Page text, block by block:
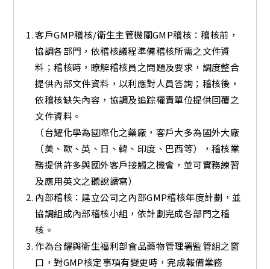
客戶GMP稽核/衛生主管機關GMP稽核：稽核前，
協調各部門，依稽核議程準備稽核所需之文件資
料；稽核時，瞭解稽核員之問題及要求，調度整合
提供內部文件資料，以利應對人員答詢；稽核後，
依稽核缺失內容，協調及追踪權責單位提供回覆之
文件資料。
（台耀化學為國際化之藥廠，客戶大多為國外大廠
（美、歐、英、日、韓、印度、巴西等），稽核業
務提供許多與國外客戶接觸之機會，並可實務練習
及應用英文之聽說讀寫）
內部稽核：建立公司之內部GMP稽核年度計劃，並
協調組成內部稽核小組，依計劃完成各部門之稽
核。
作為台耀與衛生福利部食品藥物管理署監管組之窗
口，對GMP核定事項有變更時，完成報備業務